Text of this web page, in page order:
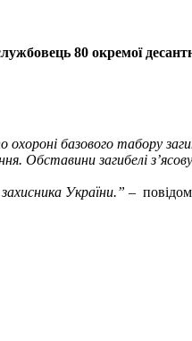
80 окремої
базового табору
Обставини загибелі
України.” –